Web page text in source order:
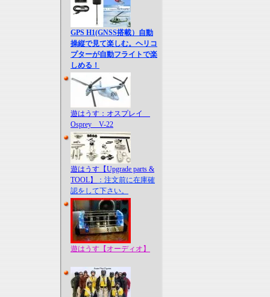
GPS H1(GNSS搭載）自動
操縦で見て楽しむ。ヘリコ
プターが自動フライトで楽
しめる！
遊はうす：オスプレイ
Osprey V-22
遊はうす【Upgrade parts &
TOOL】
：注文前に在庫確
認をして下さい。
遊はうす【オーディオ】